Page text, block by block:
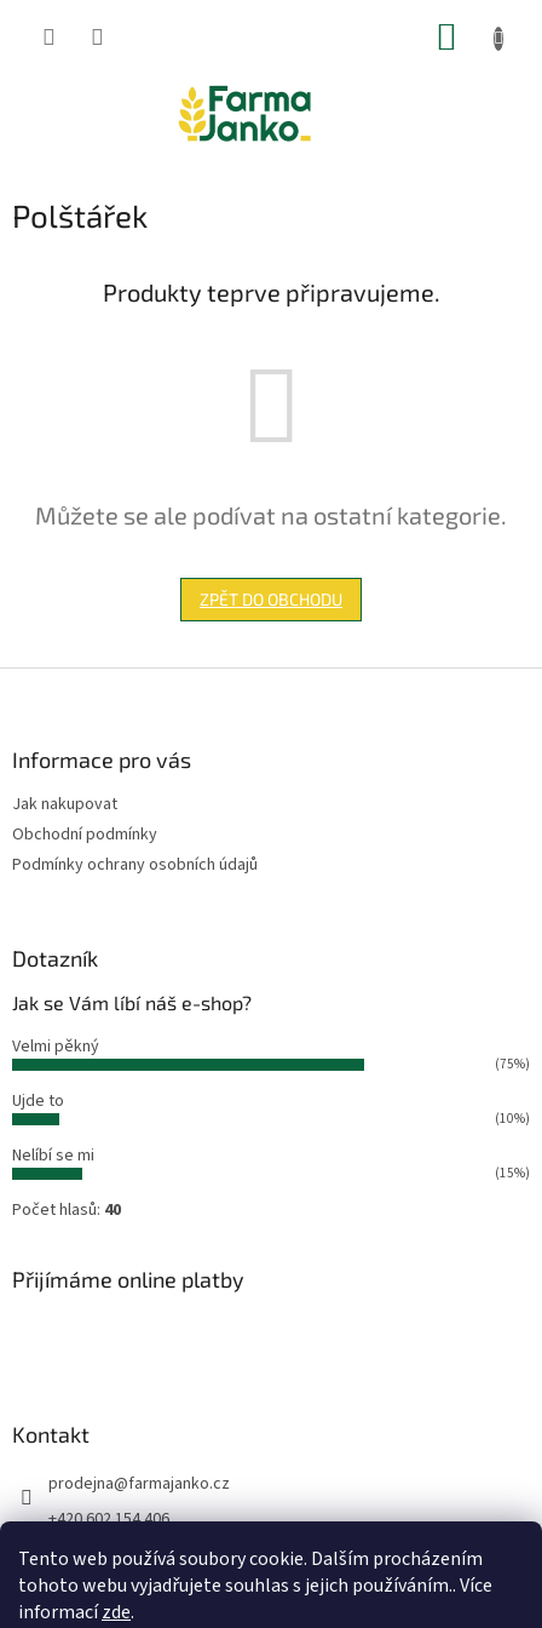
Tento web používá soubory cookie. Dalším procházením
tohoto webu vyjadřujete souhlas s jejich používáním.. Více
informacízde.
Polštářek
Produkty teprve připravujeme.
Můžete se ale podívat na ostatní kategorie.
ZPĚT DO OBCHODU
Informace pro vás
Jak nakupovat
Obchodní podmínky
Podmínky ochrany osobních údajů
Dotazník
Jak se Vám líbí náš e-shop?
Velmi pěkný
(75%)
Ujde to
(10%)
Nelíbí se mi
(15%)
Počet hlasů: 40
Přijímáme online platby
Kontakt
prodejna@farmajanko.cz
+420 602 154 406
Prodejna Farma Janko
farmajanko